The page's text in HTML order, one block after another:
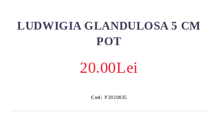
LUDWIGIA GLANDULOSA 5 CM
POT
20.00Lei
Cod: P2020835